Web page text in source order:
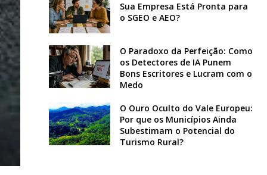
Sua Empresa Está Pronta para
o SGEO e AEO?
O Paradoxo da Perfeição: Como
os Detectores de IA Punem
Bons Escritores e Lucram com o
Medo
O Ouro Oculto do Vale Europeu:
Por que os Municípios Ainda
Subestimam o Potencial do
Turismo Rural?